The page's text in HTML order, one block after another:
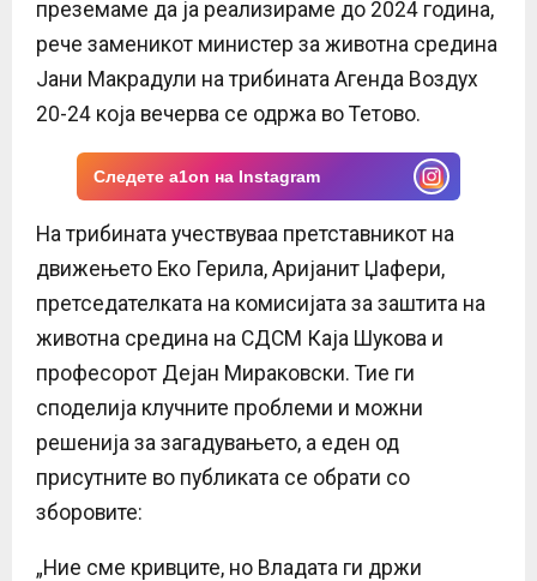
N
U
преземаме да ја реализираме до 2024 година,
рече заменикот министер за животна средина
Јани Макрадули на трибината Агенда Воздух
20-24 која вечерва се одржa во Тетово.
Следете a1on на Instagram
На трибината учествуваа претставникот на
движењето Еко Герила, Аријанит Џафери,
претседателката на комисијата за заштита на
животна средина на СДСМ Каја Шукова и
професорот Дејан Мираковски. Тие ги
споделија клучните проблеми и можни
решенија за загадувањето, а еден од
присутните во публиката се обрати со
зборовите:
„Ние сме кривците, но Владата ги држи